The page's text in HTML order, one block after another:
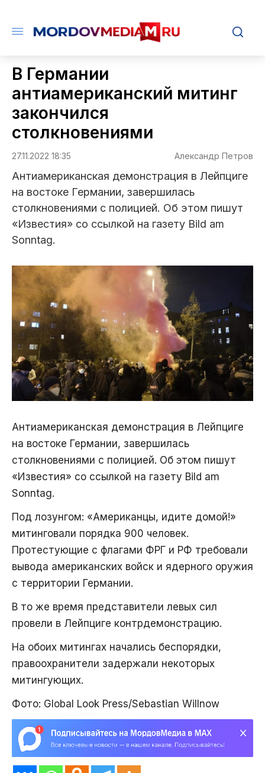
В Германии
антиамериканский митинг
закончился
столкновениями
27.11.2022 18:35 Александр Петров
Антиамериканская демонстрация в Лейпциге
на востоке Германии, завершилась
столкновениями с полицией. Об этом пишут
«Известия» со ссылкой на газету Bild am
Sonntag.
Антиамериканская демонстрация в Лейпциге
на востоке Германии, завершилась
столкновениями с полицией. Об этом пишут
«Известия» со ссылкой на газету Bild am
Sonntag.
Под лозунгом: «Американцы, идите домой!»
митинговали порядка 900 человек.
Протестующие с флагами ФРГ и РФ требовали
вывода американских войск и ядерного оружия
с территории Германии.
В то же время представители левых сил
провели в Лейпциге контрдемонстрацию.
На обоих митингах начались беспорядки,
правоохранители задержали некоторых
митингующих.
Фото: Global Look Press/Sebastian Willnow